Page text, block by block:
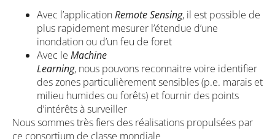
Avec l’applicationRemote Sensing, il est possible de
plus rapidement mesurer l’étendue d’une
inondation ou d’un feu de foret
Avec le Machine
Learning, nous pouvons reconnaitre voire identifier
des zones particulièrement sensibles (p.e. marais et
milieu humides ou forêts) et fournir des points
d’intérêts à surveiller
Nous sommes très fiers des réalisations propulsées par
ce consortium de classe mondiale